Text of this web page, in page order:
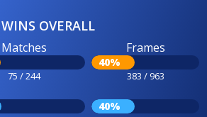
WINS OVERALL
Matches
75 / 244
Frames
40%
383 / 963
40%